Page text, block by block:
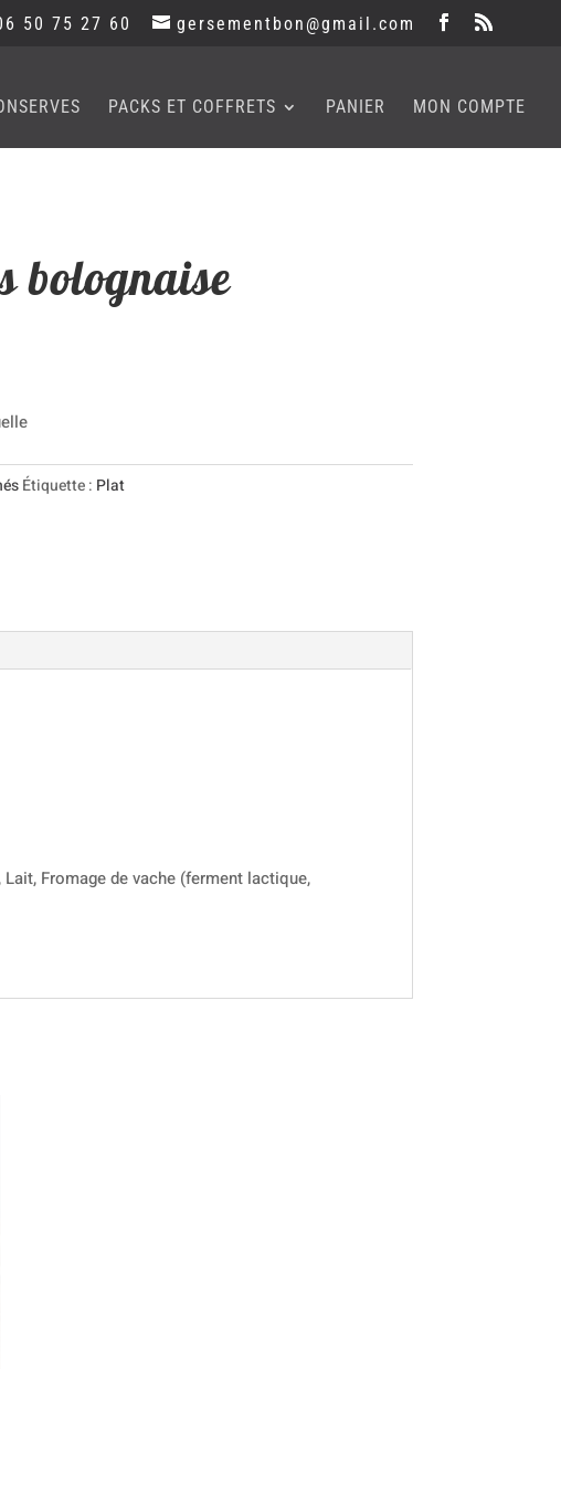
50 75 27 60 gersementbon@gmail.com
PACKS ET COFFRETS PANIER MON COMPTE
bolognaise
Étiquette : Plat
Fromage de vache (ferment lactique,